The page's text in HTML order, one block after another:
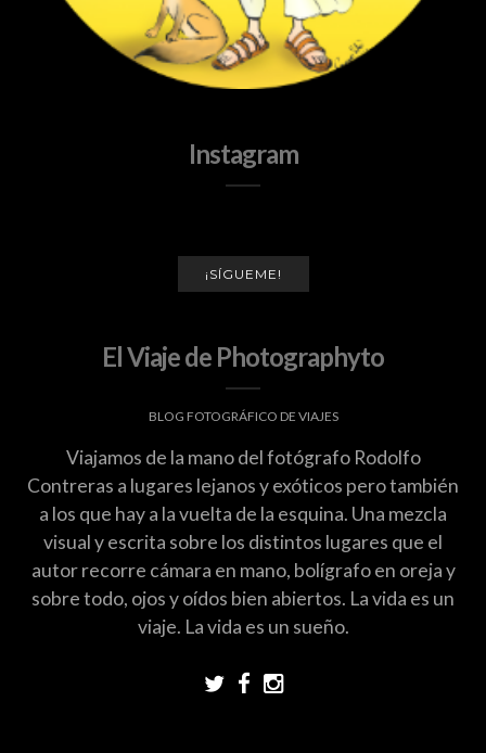
Instagram
¡SÍGUEME!
El Viaje de Photographyto
BLOG FOTOGRÁFICO DE VIAJES
Viajamos de la mano del fotógrafo Rodolfo
Contreras a lugares lejanos y exóticos pero también
a los que hay a la vuelta de la esquina. Una mezcla
visual y escrita sobre los distintos lugares que el
autor recorre cámara en mano, bolígrafo en oreja y
sobre todo, ojos y oídos bien abiertos. La vida es un
viaje. La vida es un sueño.